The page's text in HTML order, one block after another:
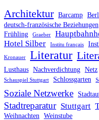
Architektur Barcamp
deutsch-französische Beziehungen
Frühling Graeber
Hotel Silber Institu français
Kronauer Literatur
Lusthaus Nachverdichtung Netz
Schauspiel Stuttgart Schlossgarten
Soziale Netzwerke
Stadtreparatur Stuttgart
Weihnachten Weinstube